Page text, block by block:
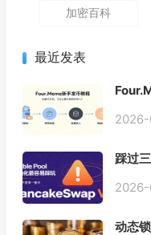
加密百科
最近发表
动踩坑
踩过
Pool
动态